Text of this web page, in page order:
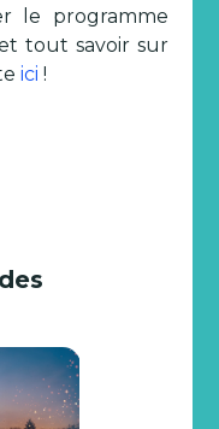
le programme
tout savoir sur
ici !